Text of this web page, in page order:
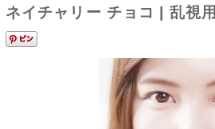
ネイチャリー チョコ | 乱視用